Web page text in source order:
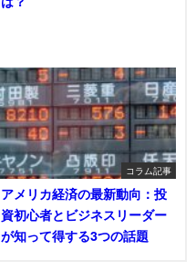
コラム記事
アメリカ経済の最新動向：投
資初心者とビジネスリーダー
が知って得する3つの話題